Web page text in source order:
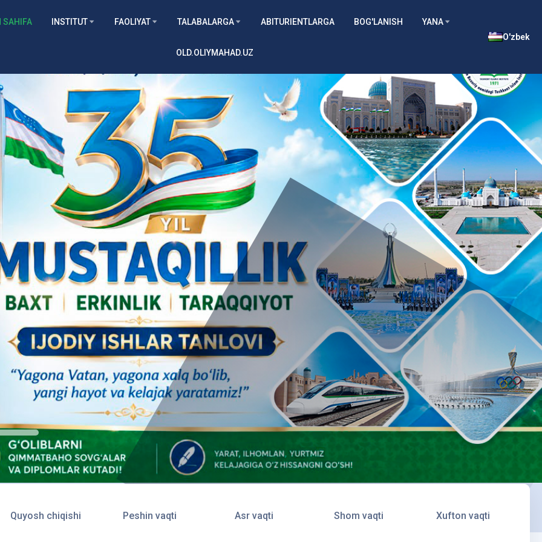
SAHIFA INSTITUT FAOLIYAT TALABALARGA ABITURIENTLARGA BOG'LANISH YANA
OLD.OLIYMAHAD.UZ
O'zbek
Quyosh chiqishi Peshin vaqti Asr vaqti Shom vaqti Xufton vaqti